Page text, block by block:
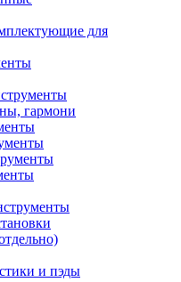
для
гармони
и пэды